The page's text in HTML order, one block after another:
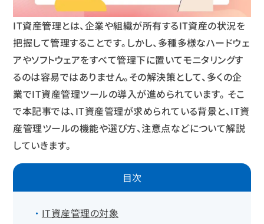
IT資産管理とは、企業や組織が所有するIT資産の状況を
把握して管理することです。しかし、多種多様なハードウェ
アやソフトウェアをすべて管理下に置いてモニタリングす
るのは容易ではありません。その解決策として、多くの企
業でIT資産管理ツールの導入が進められています。 そこ
で本記事では、IT資産管理が求められている背景と、IT資
産管理ツールの機能や選び方、注意点などについて解説
していきます。
目次
IT資産管理の対象